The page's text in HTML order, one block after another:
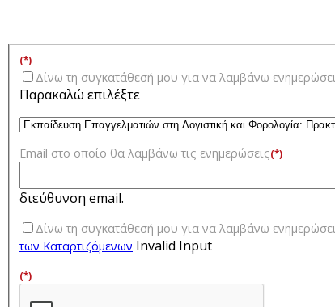
(*)
Δίνω τη συγκατάθεσή μου για να λαμβάνω
Παρακαλώ επιλέξτε
Email στο οποίο θα λαμβάνω τις ενημερώσεις(*)
διεύθυνση email.
Δίνω τη συγκατάθεσή μου για να λαμβάνω
των Kαταρτιζόμενων Invalid Input
(*)